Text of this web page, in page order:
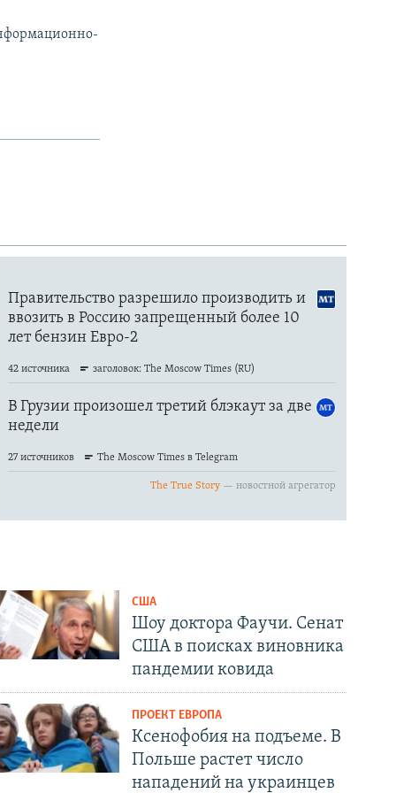
США
Шоу доктора Фаучи. Сенат
США в поисках виновника
пандемии ковида
ПРОЕКТ ЕВРОПА
Ксенофобия на подъеме. В
Польше растет число
нападений на украинцев